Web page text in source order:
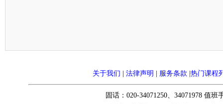
关于我们 | 法律声明 | 服务条款 |热门课程
固话：020-34071250、34071978 值班